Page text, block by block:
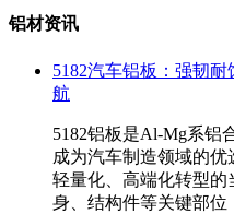
铝材资讯
5182汽车铝板：强韧
航
5182铝板是Al-Mg系铝
成为汽车制造领域的优
轻量化、高端化转型的
身、结构件等关键部